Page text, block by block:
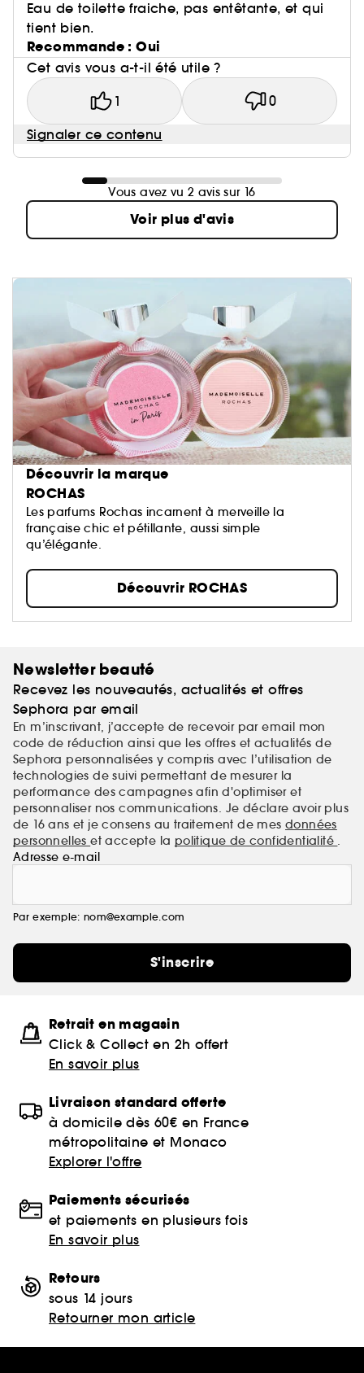
Eau de toilette fraiche, pas entêtante, et qui
tient bien.
Recommande : Oui
Cet avis vous a-t-il été utile ?
1 0
Signaler ce contenu
Vous avez vu 2 avis sur 16
Voir plus d'avis
Découvrir la marque
ROCHAS
Les parfums Rochas incarnent à merveille la
française chic et pétillante, aussi simple
qu’élégante.
Découvrir ROCHAS
Newsletter beauté
Recevez les nouveautés, actualités et offres
Sephora par email
En m’inscrivant, j’accepte de recevoir par email mon
code de réduction ainsi que les offres et actualités de
Sephora personnalisées y compris avec l’utilisation de
technologies de suivi permettant de mesurer la
performance des campagnes afin d'optimiser et
personnaliser nos communications. Je déclare avoir plus
de 16 ans et je consens au traitement de mes données
personnelleset accepte la politique de confidentialité .
Adresse e-mail
Par exemple: nom@example.com
S'inscrire
Retrait en magasin
Click & Collect en 2h offert
En savoir plus
Livraison standard offerte
à domicile dès 60€ en France
métropolitaine et Monaco
Explorer l'offre
Paiements sécurisés
et paiements en plusieurs fois
En savoir plus
Retours
sous 14 jours
Retourner mon article